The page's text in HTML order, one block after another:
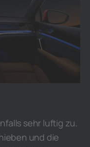
sehr luftig zu.
und die